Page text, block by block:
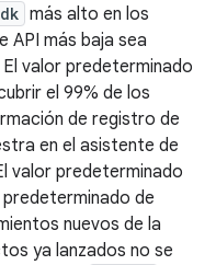
más alto en los
API más baja sea
valor predeterminado
el 99% de los
de registro de
en el asistente de
valor predeterminado
de
nuevos de la
ya lanzados no se